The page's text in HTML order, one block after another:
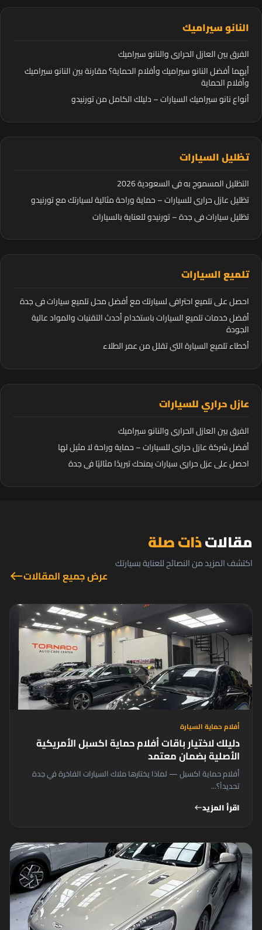
النانو سيراميك
الفرق بين العازل الحراري والنانو سيراميك
أيهما أفضل النانو سيراميك وأفلام الحماية؟ مقارنة بين النانو سيراميك
وأفلام الحماية
أنواع نانو سيراميك السيارات – دليلك الكامل من تورنيدو
تظليل السيارات
التظليل المسموح به في السعودية 2026
تظليل عازل حراري للسيارات – حماية وراحة مثالية لسيارتك مع تورنيدو
تظليل سيارات في جدة – تورنيدو للعناية بالسيارات
تلميع السيارات
احصل على تلميع احترافي لسيارتك مع أفضل محل تلميع سيارات في جدة
أفضل خدمات تلميع السيارات باستخدام أحدث التقنيات والمواد عالية
الجودة
أخطاء تلميع السيارة التي تقلل من عمر الطلاء
عازل حراري للسيارات
الفرق بين العازل الحراري والنانو سيراميك
أفضل شركة عازل حراري للسيارات – حماية وراحة لا مثيل لها
احصل على عزل حراري سيارات يمنحك تبريدًا مثاليًا في جدة
مقالاتذات صلة
اكتشف المزيد من النصائح للعناية بسيارتك
عرض جميع المقالاتwest
أفلام حماية السيارة
دليلك لاختيار باقات أفلام حماية اكسبل الأمريكية
الأصلية بضمان معتمد
أفلام حماية اكسبل — لماذا يختارها ملاك السيارات الفاخرة في جدة
تحديداً؟...
اقرأ المزيدwest